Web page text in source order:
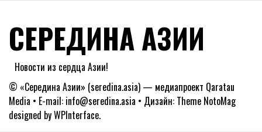
СЕРЕДИНА АЗИИ
Новости из сердца Азии!
© «Середина Азии» (seredina.asia) — медиапроект Qaratau
Media • E-mail: info@seredina.asia • Дизайн: Theme NotoMag
designed byWPInterface.